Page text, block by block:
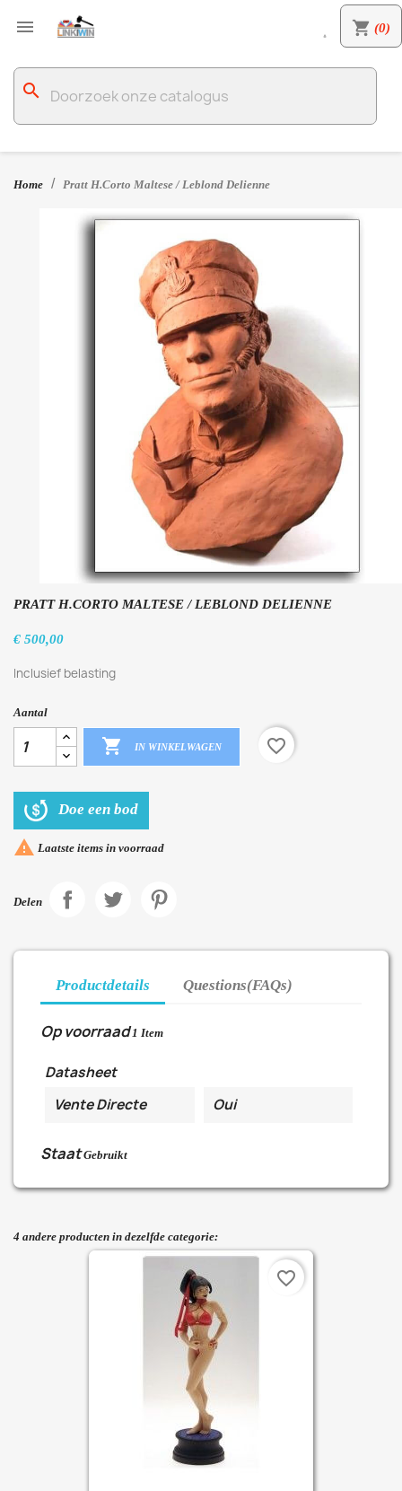
 shopping_cart (0)

search
Home Pratt H.Corto Maltese / Leblond Delienne
PRATT H.CORTO MALTESE / LEBLOND DELIENNE
€ 500,00
Inclusief belasting
Aantal
 IN WINKELWAGEN favorite_border
Doe een bod
 Laatste items in voorraad
Delen
Productdetails Questions(FAQs)
Op voorraad 1 Item
Datasheet
Vente Directe
Oui
Staat Gebruikt
4 andere producten in dezelfde categorie:
favorite_border